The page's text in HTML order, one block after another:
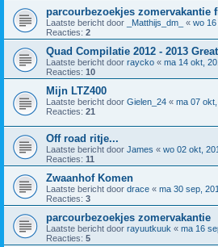
parcourbezoekjes zomervakantie
Laatste bericht door _Matthijs_dm_ « wo
Reacties: 2
Quad Compilatie 2012 - 2013
Laatste bericht door raycko « ma 14 okt,
Reacties: 10
Mijn LTZ400
Laatste bericht door Gielen_24 « ma 07
Reacties: 21
Off road ritje...
Laatste bericht door James « wo 02 okt,
Reacties: 11
Zwaanhof Komen
Laatste bericht door drace « ma 30 sep,
Reacties: 3
parcourbezoekjes zomervakantie
Laatste bericht door rayuutkuuk « ma 16
Reacties: 5